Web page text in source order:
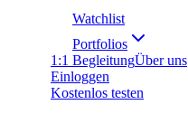
Watchlist
Portfolios
1:1 BegleitungÜber uns
Einloggen
Kostenlos testen